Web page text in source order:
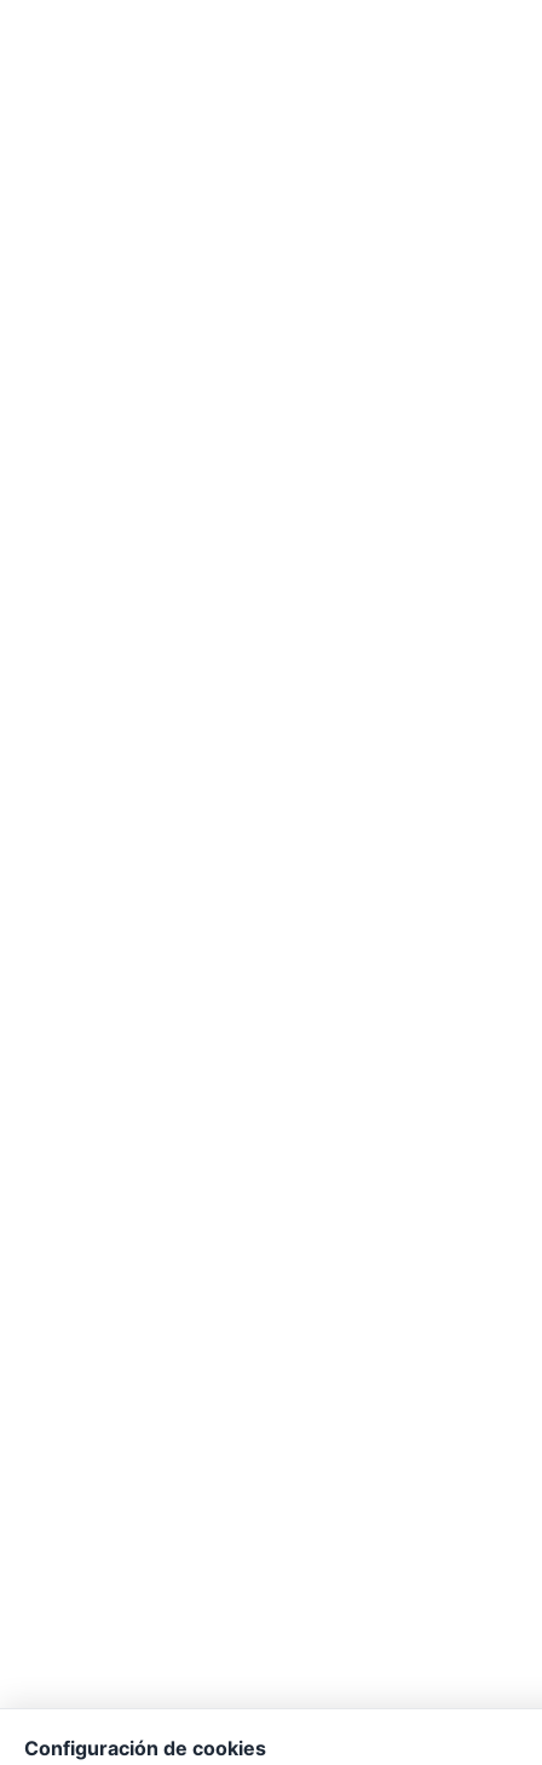
Configuración de cookies